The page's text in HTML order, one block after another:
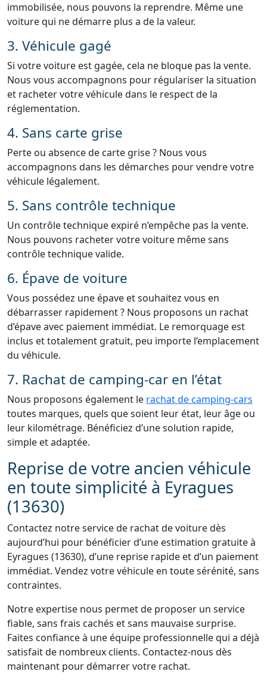
immobilisée, nous pouvons la reprendre. Même une
voiture qui ne démarre plus a de la valeur.
3. Véhicule gagé
Si votre voiture est gagée, cela ne bloque pas la vente.
Nous vous accompagnons pour régulariser la situation
et racheter votre véhicule dans le respect de la
réglementation.
4. Sans carte grise
Perte ou absence de carte grise ? Nous vous
accompagnons dans les démarches pour vendre votre
véhicule légalement.
5. Sans contrôle technique
Un contrôle technique expiré n’empêche pas la vente.
Nous pouvons racheter votre voiture même sans
contrôle technique valide.
6. Épave de voiture
Vous possédez une épave et souhaitez vous en
débarrasser rapidement ? Nous proposons un rachat
d’épave avec paiement immédiat. Le remorquage est
inclus et totalement gratuit, peu importe l’emplacement
du véhicule.
7. Rachat de camping-car en l’état
Nous proposons également le rachat de camping-cars
toutes marques, quels que soient leur état, leur âge ou
leur kilométrage. Bénéficiez d’une solution rapide,
simple et adaptée.
Reprise de votre ancien véhicule
en toute simplicité à Eyragues
(13630)
Contactez notre service de rachat de voiture dès
aujourd’hui pour bénéficier d’une estimation gratuite à
Eyragues (13630), d’une reprise rapide et d’un paiement
immédiat. Vendez votre véhicule en toute sérénité, sans
contraintes.
Notre expertise nous permet de proposer un service
fiable, sans frais cachés et sans mauvaise surprise.
Faites confiance à une équipe professionnelle qui a déjà
satisfait de nombreux clients. Contactez-nous dès
maintenant pour démarrer votre rachat.